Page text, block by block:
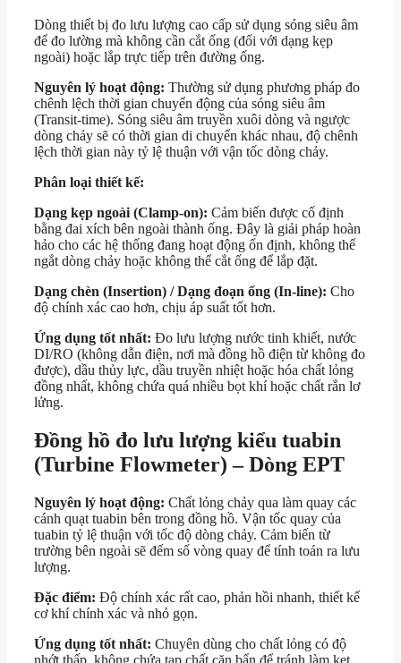
Dòng thiết bị đo lưu lượng cao cấp sử dụng sóng siêu âm
để đo lường mà không cần cắt ống (đối với dạng kẹp
ngoài) hoặc lắp trực tiếp trên đường ống.
Nguyên lý hoạt động: Thường sử dụng phương pháp đo
chênh lệch thời gian chuyển động của sóng siêu âm
(Transit-time). Sóng siêu âm truyền xuôi dòng và ngược
dòng chảy sẽ có thời gian di chuyển khác nhau, độ chênh
lệch thời gian này tỷ lệ thuận với vận tốc dòng chảy.
Phân loại thiết kế:
Dạng kẹp ngoài (Clamp-on): Cảm biến được cố định
bằng đai xích bên ngoài thành ống. Đây là giải pháp hoàn
hảo cho các hệ thống đang hoạt động ổn định, không thể
ngắt dòng chảy hoặc không thể cắt ống để lắp đặt.
Dạng chèn (Insertion) / Dạng đoạn ống (In-line): Cho
độ chính xác cao hơn, chịu áp suất tốt hơn.
Ứng dụng tốt nhất: Đo lưu lượng nước tinh khiết, nước
DI/RO (không dẫn điện, nơi mà đồng hồ điện từ không đo
được), dầu thủy lực, dầu truyền nhiệt hoặc hóa chất lỏng
đồng nhất, không chứa quá nhiều bọt khí hoặc chất rắn lơ
lửng.
Đồng hồ đo lưu lượng kiểu tuabin
(Turbine Flowmeter) – Dòng EPT
Nguyên lý hoạt động: Chất lỏng chảy qua làm quay các
cánh quạt tuabin bên trong đồng hồ. Vận tốc quay của
tuabin tỷ lệ thuận với tốc độ dòng chảy. Cảm biến từ
trường bên ngoài sẽ đếm số vòng quay để tính toán ra lưu
lượng.
Đặc điểm: Độ chính xác rất cao, phản hồi nhanh, thiết kế
cơ khí chính xác và nhỏ gọn.
Ứng dụng tốt nhất: Chuyên dùng cho chất lỏng có độ